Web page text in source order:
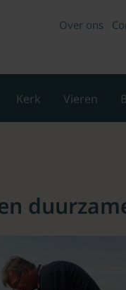
Over ons
Kerk Vieren